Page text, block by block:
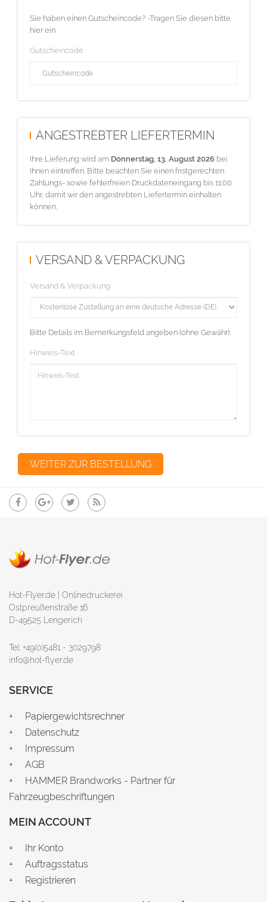
Sie haben einen Gutscheincode? -Tragen Sie diesen bitte
hier ein.
Gutscheincode
ANGESTREBTER LIEFERTERMIN
Ihre Lieferung wird am Donnerstag, 13. August 2026 bei
Ihnen eintreffen. Bitte beachten Sie einen fristgerechten
Zahlungs- sowie fehlerfreien Druckdateneingang bis 11:00
Uhr, damit wir den angestrebten Liefertermin einhalten
können.
VERSAND & VERPACKUNG
Versand & Verpackung
Bitte Details im Bemerkungsfeld angeben (ohne Gewähr):
Hinweis-Text
Hot-Flyer.de | Onlinedruckerei
Ostpreußenstraße 16
D-49525 Lengerich
Tel: +49(0)5481 - 3029798
info@hot-flyer.de
SERVICE
Papiergewichtsrechner
Datenschutz
Impressum
AGB
HAMMER Brandworks - Partner für
Fahrzeugbeschriftungen
MEIN ACCOUNT
Ihr Konto
Auftragsstatus
Registrieren